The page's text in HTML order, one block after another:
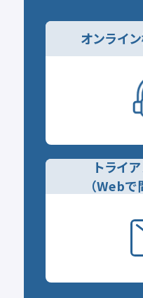
オンライ
トライ
（Web